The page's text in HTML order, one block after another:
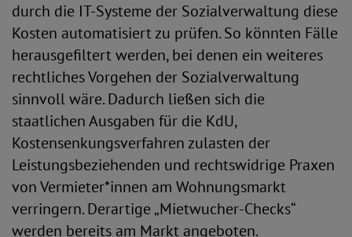
durch die IT-Systeme der Sozialverwaltung diese
Kosten automatisiert zu prüfen. So könnten Fälle
herausgefiltert werden, bei denen ein weiteres
rechtliches Vorgehen der Sozialverwaltung
sinnvoll wäre. Dadurch ließen sich die
staatlichen Ausgaben für die KdU,
Kostensenkungsverfahren zulasten der
Leistungsbeziehenden und rechtswidrige Praxen
von Vermieter*innen am Wohnungsmarkt
verringern. Derartige „Mietwucher-Checks“
werden bereits am Markt angeboten.